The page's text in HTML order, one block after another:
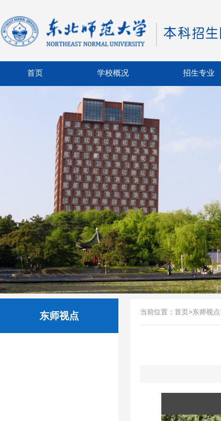
首页 学校概况 招生专业
东师视点 当前位置： 首页>东师视点